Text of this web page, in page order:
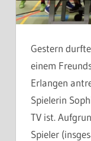
Gestern
einem
Erlangen
Spielerin
TV ist.
Spieler